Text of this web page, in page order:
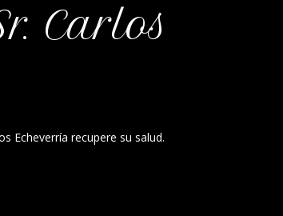
Carlos
Echeverría recupere su salud.